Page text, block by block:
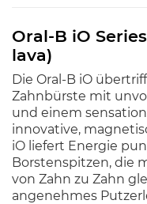
Oral-B iO
lava)
Die Oral-B iO
Zahnbürste mit
und einem
innovative,
iO liefert Energie
Borstenspitzen, die
von Zahn zu Zahn
angenehmes